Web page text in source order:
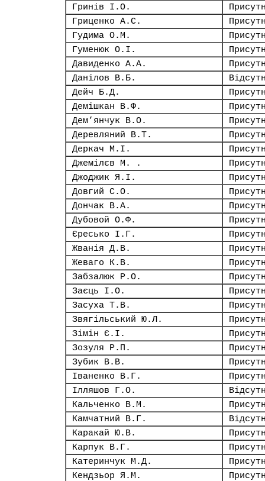
Гринів І.О.
Гриценко А.С.
Гудима О.М.
Гуменюк О.І.
Давиденко А.А.
Данілов В.Б.
Дейч Б.Д.
Демішкан В.Ф.
Дем’янчук В.О.
Деревляний В.Т.
Деркач М.І.
Джемілєв М. .
Джоджик Я.І.
Довгий С.О.
Дончак В.А.
Дубовой О.Ф.
Єресько І.Г.
Жванія Д.В.
Жеваго К.В.
Забзалюк Р.О.
Заєць І.О.
Засуха Т.В.
Звягільський Ю.Л.
Зімін Є.І.
Зозуля Р.П.
Зубик В.В.
Іваненко В.Г.
Ілляшов Г.О.
Кальченко В.М.
Камчатний В.Г.
Каракай Ю.В.
Карпук В.Г.
Катеринчук М.Д.
Кендзьор Я.М.